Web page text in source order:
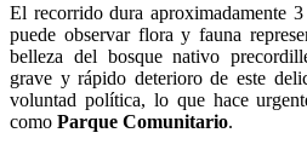
El recorrido dura aproximadamente
puede observar flora y fauna
belleza del bosque nativo
grave y rápido deterioro de este
voluntad política, lo que hace
como Parque Comunitario.